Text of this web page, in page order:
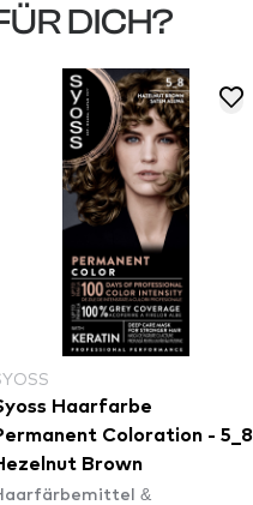
DICH?
Haarfarbe
Coloration - 5_8
Brown
&